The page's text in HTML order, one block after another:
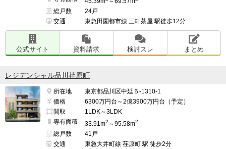
総戸数
24戸
交通
東急田園都市線 三軒茶屋 駅徒歩12分
公式サイト 資料請求 検討スレ まとめ
レジデンシャル品川荏原町
所在地
東京都品川区中延５-1310-1
価格
6300万円台～2億3900万円台（予定）
間取
1LDK～3LDK
専有面積
33.91m2 ～95.58m2
総戸数
41戸
交通
東急大井町線 荏原町 駅 徒歩2分